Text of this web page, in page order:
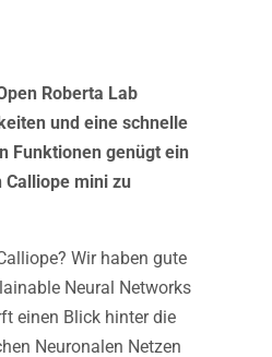
Roberta Lab
und eine schnelle
Funktionen genügt ein
mini zu
Wir haben gute
Neural Networks
einen Blick hinter die
Neuronalen Netzen